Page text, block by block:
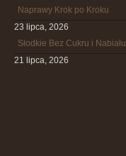
Naprawy Krok po Kroku
23 lipca, 2026
Słodkie Bez Cukru i Nabiału
21 lipca, 2026